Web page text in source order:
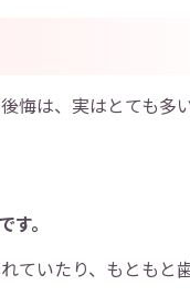
悔は、実はとても多
。
ていたり、もともと